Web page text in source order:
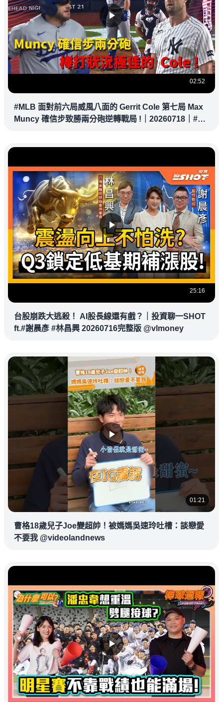
02:52
#MLB 面對前六局威風八面的 Gerrit Cole 第七局 Max
Muncy 確信步致勝兩分砲逆轉戰局 !｜20260718｜#洛
25:16
台股崩跌大逃殺！ AI股長線還有戲？｜投資聊一SHOT
ft.#謝晨彥 #林昌興 20260716完整版 @vlmoney
01:21
曹格18歲兒子Joe變超帥！被媽媽吳速玲吐槽：談戀愛
不要我 @videolandnews